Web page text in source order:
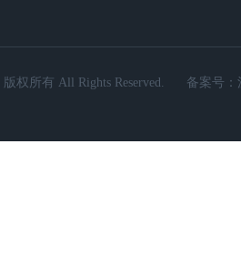
权所有 All Rights Reserved. 备案号：